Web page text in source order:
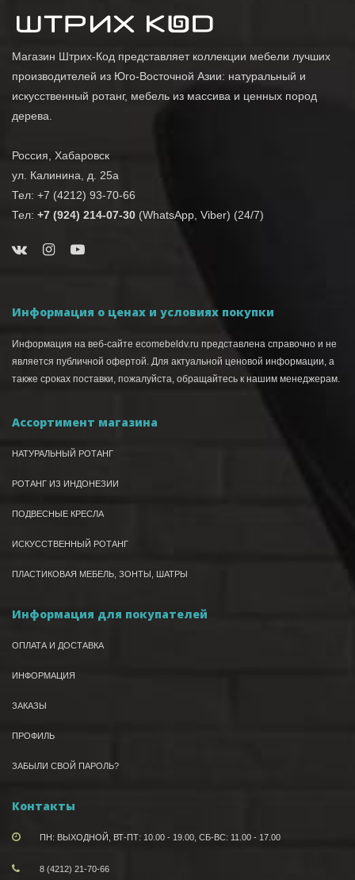
Магазин Штрих-Код представляет коллекции мебели лучших
производителей из Юго-Восточной Азии: натуральный и
искусственный ротанг, мебель из массива и ценных пород
дерева.
Россия, Хабаровск
ул. Калинина, д. 25а
Тел: +7 (4212) 93-70-66
Тел: +7 (924) 214-07-30 (WhatsApp, Viber) (24/7)
Информация о ценах и условиях покупки
Информация на веб-сайте ecomebeldv.ru представлена справочно и не
является публичной офертой. Для актуальной ценовой информации, а
также сроках поставки, пожалуйста, обращайтесь к нашим менеджерам.
Ассортимент магазина
НАТУРАЛЬНЫЙ РОТАНГ
РОТАНГ ИЗ ИНДОНЕЗИИ
ПОДВЕСНЫЕ КРЕСЛА
ИСКУССТВЕННЫЙ РОТАНГ
ПЛАСТИКОВАЯ МЕБЕЛЬ, ЗОНТЫ, ШАТРЫ
Информация для покупателей
ОПЛАТА И ДОСТАВКА
ИНФОРМАЦИЯ
ЗАКАЗЫ
ПРОФИЛЬ
ЗАБЫЛИ СВОЙ ПАРОЛЬ?
Контакты
ПН: ВЫХОДНОЙ, ВТ-ПТ: 10.00 - 19.00, СБ-ВС: 11.00 - 17.00
8 (4212) 21-70-66